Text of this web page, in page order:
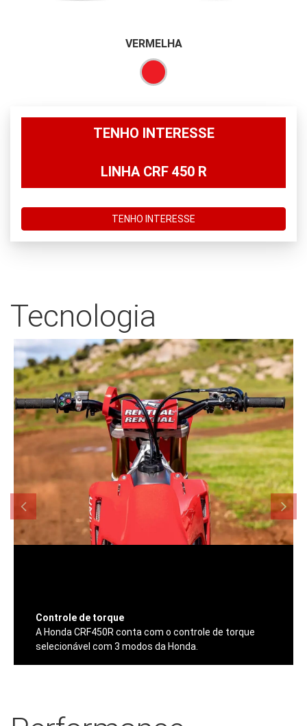
VERMELHA
TENHO INTERESSE
LINHA CRF 450 R
TENHO INTERESSE
Tecnologia
Controle de torque
A Honda CRF450R conta com o controle de torque
selecionável com 3 modos da Honda.